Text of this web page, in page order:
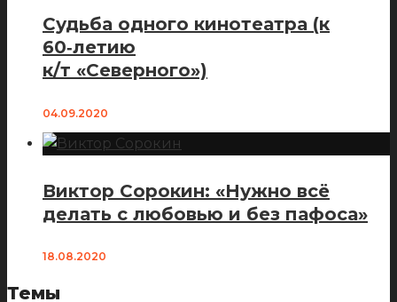
Судьба одного кинотеатра (к
60‑летию
к/т «Северного»)
04.09.2020
Виктор Сорокин: «Нужно всё
делать с любовью и без пафоса»
18.08.2020
Темы